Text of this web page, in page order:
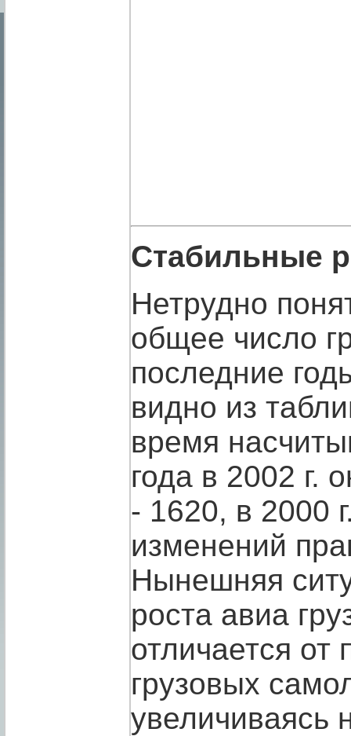
Стабильные
Нетрудно
общее число
последние
видно из
время
года в 2002 г.
- 1620, в 2000
изменений
Нынешняя
роста авиа
отличается от
грузовых
увеличиваясь